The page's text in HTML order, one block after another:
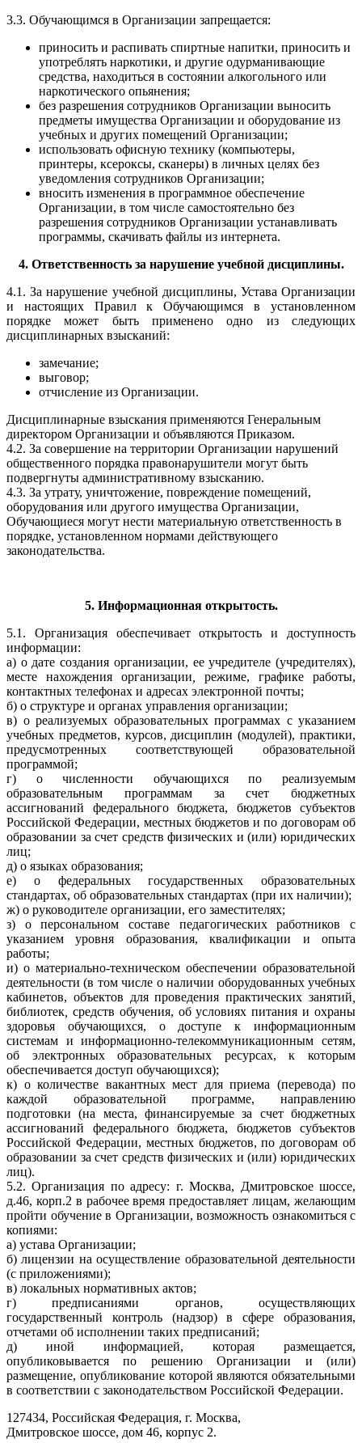
3.3. Обучающимся в Организации запрещается:
приносить и распивать спиртные напитки, приносить и
употреблять наркотики, и другие одурманивающие
средства, находиться в состоянии алкогольного или
наркотического опьянения;
без разрешения сотрудников Организации выносить
предметы имущества Организации и оборудование из
учебных и других помещений Организации;
использовать офисную технику (компьютеры,
принтеры, ксероксы, сканеры) в личных целях без
уведомления сотрудников Организации;
вносить изменения в программное обеспечение
Организации, в том числе самостоятельно без
разрешения сотрудников Организации устанавливать
программы, скачивать файлы из интернета.
4. Ответственность за нарушение учебной дисциплины.
4.1. За нарушение учебной дисциплины, Устава Организации
и настоящих Правил к Обучающимся в установленном
порядке может быть применено одно из следующих
дисциплинарных взысканий:
замечание;
выговор;
отчисление из Организации.
Дисциплинарные взыскания применяются Генеральным
директором Организации и объявляются Приказом.
4.2. За совершение на территории Организации нарушений
общественного порядка правонарушители могут быть
подвергнуты административному взысканию.
4.3. За утрату, уничтожение, повреждение помещений,
оборудования или другого имущества Организации,
Обучающиеся могут нести материальную ответственность в
порядке, установленном нормами действующего
законодательства.
5. Информационная открытость.
5.1. Организация обеспечивает открытость и доступность
информации:
а) о дате создания организации, ее учредителе (учредителях),
месте нахождения организации
режиме, графике работы,
контактных телефонах и адресах электронной почты;
б) о структуре и органах управления организации;
в) о реализуемых образовательных программах с указанием
учебных предметов, курсов, дисциплин (модулей), практики,
предусмотренных соответствующей образовательной
программой;
г) о численности обучающихся по реализуемым
образовательным программам за счет бюджетных
ассигнований федерального бюджета, бюджетов субъектов
Российской Федерации, местных бюджетов и по договорам об
образовании за счет средств физических и (или) юридических
лиц;
д) о языках образования;
е) о федеральных государственных образовательных
стандартах, об образовательных стандартах (при их наличии);
ж) о руководителе организации, его заместителях;
з) о персональном составе педагогических работников с
указанием уровня образования, квалификации и опыта
работы;
и) о материально-техническом обеспечении образовательной
деятельности (в том числе о наличии оборудованных учебных
кабинетов, объектов для проведения практических занятий
библиотек средств обучения, об условиях питания и охраны
здоровья обучающихся, о доступе к информационным
системам и информационно-телекоммуникационным сетям,
об электронных образовательных ресурсах, к которым
обеспечивается доступ обучающихся);
к) о количестве вакантных мест для приема (перевода) по
каждой образовательной программе, направлению
подготовки (на места, финансируемые за счет бюджетных
ассигнований федерального бюджета, бюджетов субъектов
Российской Федерации, местных бюджетов, по договорам об
образовании за счет средств физических и (или) юридических
лиц).
5.2. Организация по адресу: г. Москва, Дмитровское шоссе,
д.46, корп.2 в рабочее время предоставляет лицам, желающим
пройти обучение в Организации, возможность ознакомиться с
копиями:
а) устава Организации;
б) лицензии на осуществление образовательной деятельности
(с приложениями);
в) локальных нормативных актов;
г) предписаниями органов, осуществляющих
государственный контроль (надзор) в сфере образования,
отчетами об исполнении таких предписаний;
д) иной информацией, которая размещается,
опубликовывается по решению Организации и (или)
размещение, опубликование которой являются обязательными
в соответствии с законодательством Российской Федерации.
127434, Российская Федерация, г. Москва,
Дмитровское шоссе, дом 46, корпус 2.